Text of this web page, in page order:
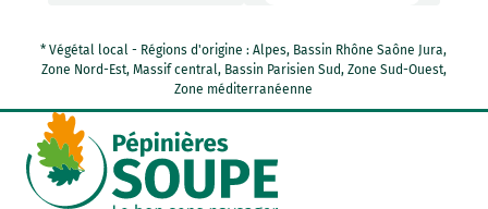
* Végétal local - Régions d'origine : Alpes, Bassin Rhône Saône Jura,
Zone Nord-Est, Massif central, Bassin Parisien Sud, Zone Sud-Ouest,
Zone méditerranéenne